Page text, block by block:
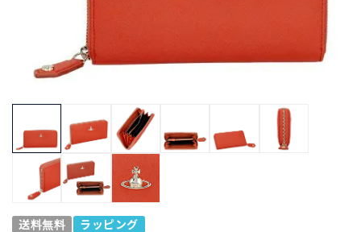
送料無料 ラッピング